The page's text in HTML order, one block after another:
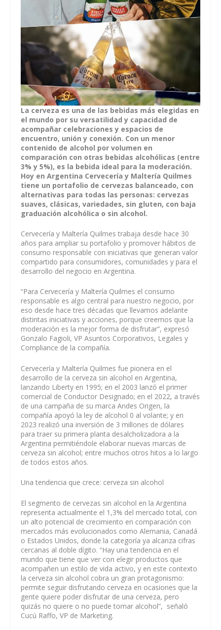
La cerveza es una de las bebidas más elegidas en
el mundo por su versatilidad y capacidad de
acompañar celebraciones y espacios de
encuentro, unión y conexión. Con un menor
contenido de alcohol por volumen en
comparación con otras bebidas alcohólicas (entre
3% y 5%), es la bebida ideal para la moderación.
Hoy en Argentina Cervecería y Maltería Quilmes
tiene un portafolio de cervezas balanceado, con
alternativas para todas las personas: cervezas
suaves, clásicas, variedades, sin gluten, con baja
graduación alcohólica o sin alcohol.
Cervecería y Maltería Quilmes trabaja desde hace 30
años para ampliar su portafolio y promover hábitos de
consumo responsable con iniciativas que generan valor
compartido para consumidores, comunidades y para el
desarrollo del negocio en Argentina.
“Para Cervecería y Maltería Quilmes el consumo
responsable es algo central para nuestro negocio, por
eso desde hace tres décadas que llevamos adelante
distintas iniciativas y acciones, porque creemos que la
moderación es la mejor forma de disfrutar”, expresó
Gonzalo Fagioli, VP Asuntos Corporativos, Legales y
Compliance de la compañía.
Cervecería y Maltería Quilmes fue pionera en el
desarrollo de la cerveza sin alcohol en Argentina,
lanzando Liberty en 1995; en el 2003 lanzó el primer
comercial de Conductor Designado; en el 2022, a través
de una campaña de su marca Andes Origen, la
compañía apoyó la ley de alcohol 0 al volante; y en
2023 realizó una inversión de 3 millones de dólares
para traer su primera planta desalcholizadora a la
Argentina permitiéndole elaborar nuevas marcas de
cerveza sin alcohol; entre muchos otros hitos a lo largo
de todos estos años.
Una tendencia que crece: cerveza sin alcohol
El segmento de cervezas sin alcohol en la Argentina
representa actualmente el 1,3% del mercado total, con
un alto potencial de crecimiento en comparación con
mercados más evolucionados como Alemania, Canadá
o Estados Unidos, donde la categoría ya alcanza cifras
cercanas al doble dígito. “Hay una tendencia en el
mundo que tiene que ver con elegir productos que
acompañen un estilo de vida activo, y en este contexto
la cerveza sin alcohol cobra un gran protagonismo:
permite seguir disfrutando cerveza en ocasiones que la
gente quiere poder disfrutar de una cerveza, pero
quizás no quiere o no puede tomar alcohol”, señaló
Cucú Raffo, VP de Marketing.